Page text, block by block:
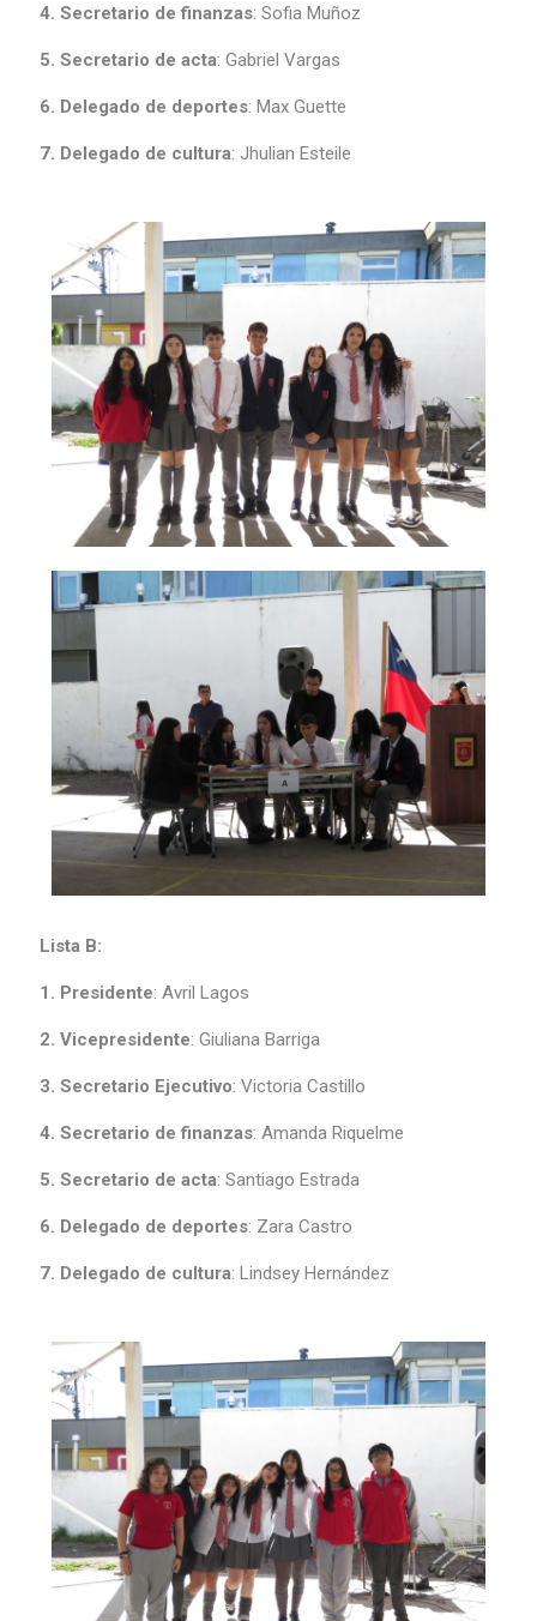
4. Secretario de finanzas: Sofia Muñoz
5. Secretario de acta: Gabriel Vargas
6. Delegado de deportes: Max Guette
7. Delegado de cultura: Jhulian Esteile
Lista B:
1. Presidente: Avril Lagos
2. Vicepresidente: Giuliana Barriga
3. Secretario Ejecutivo: Victoria Castillo
4. Secretario de finanzas: Amanda Riquelme
5. Secretario de acta: Santiago Estrada
6. Delegado de deportes: Zara Castro
7. Delegado de cultura: Lindsey Hernández